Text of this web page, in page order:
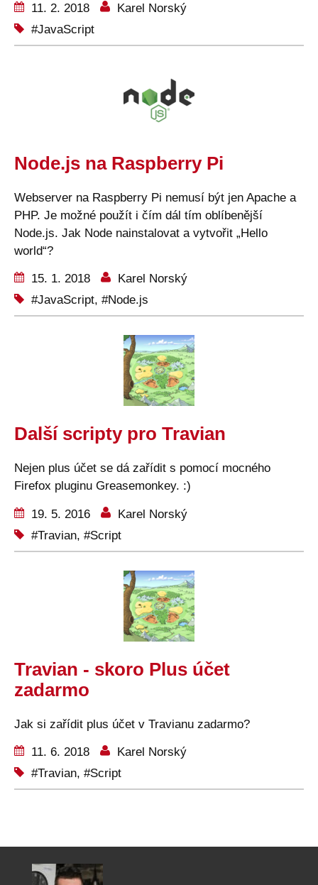
11. 2. 2018
Karel Norský
JavaScript
Node.js na Raspberry Pi
Webserver na Raspberry Pi nemusí být jen Apache a
PHP. Je možné použít i čím dál tím oblíbenější
Node.js. Jak Node nainstalovat a vytvořit „Hello
world“?
15. 1. 2018
Karel Norský
JavaScript, Node.js
Další scripty pro Travian
Nejen plus účet se dá zařídit s pomocí mocného
Firefox pluginu Greasemonkey. :)
19. 5. 2016
Karel Norský
Travian, Script
Travian - skoro Plus účet
zadarmo
Jak si zařídit plus účet v Travianu zadarmo?
11. 6. 2018
Karel Norský
Travian, Script